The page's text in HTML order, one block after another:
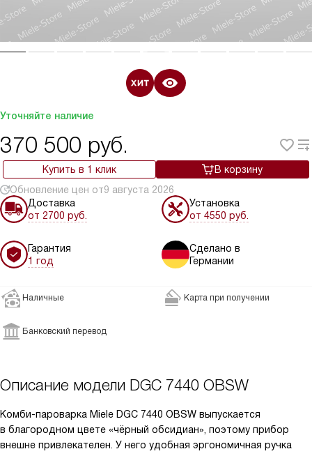
Уточняйте наличие
370 500 руб.
Купить в 1 клик
В корзину
Обновление цен от9 августа 2026
Доставка
от 2700 руб.
Установка
от 4550 руб.
Гарантия
1 год
Сделано в
Германии
Наличные Карта при получении
Банковский перевод
Описание модели DGC 7440 OBSW
Комби-пароварка Miele DGC 7440 OBSW выпускается
в благородном цвете «чёрный обсидиан», поэтому прибор
внешне привлекателен. У него удобная эргономичная ручка